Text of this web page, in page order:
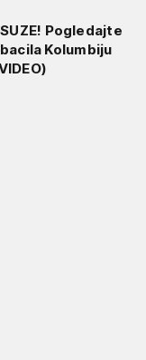
SUZE! Pogledajte
Kolumbiju